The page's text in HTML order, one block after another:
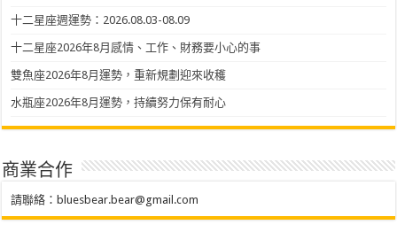
十二星座週運勢：2026.08.03-08.09
十二星座2026年8月感情、工作、財務要小心的事
雙魚座2026年8月運勢，重新規劃迎來收穫
水瓶座2026年8月運勢，持續努力保有耐心
商業合作
請聯絡： bluesbear.bear@gmail.com